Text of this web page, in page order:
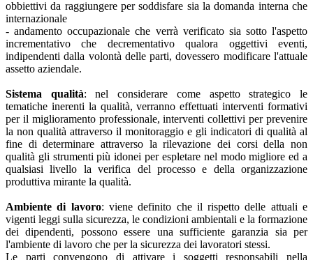
obbiettivi da raggiungere per soddisfare sia la domanda interna che
internazionale
- andamento occupazionale che verrà verificato sia sotto l'aspetto
incrementativo che decrementativo qualora oggettivi eventi,
indipendenti dalla volontà delle parti, dovessero modificare l'attuale
assetto aziendale.
Sistema qualità: nel considerare come aspetto strategico le
tematiche inerenti la qualità, verranno effettuati interventi formativi
per il miglioramento professionale, interventi collettivi per prevenire
la non qualità attraverso il monitoraggio e gli indicatori di qualità al
fine di determinare attraverso la rilevazione dei corsi della non
qualità gli strumenti più idonei per espletare nel modo migliore ed a
qualsiasi livello la verifica del processo e della organizzazione
produttiva mirante la qualità.
Ambiente di lavoro: viene definito che il rispetto delle attuali e
vigenti leggi sulla sicurezza, le condizioni ambientali e la formazione
dei dipendenti, possono essere una sufficiente garanzia sia per
l'ambiente di lavoro che per la sicurezza dei lavoratori stessi.
Le parti convengono di attivare i soggetti responsabili nella